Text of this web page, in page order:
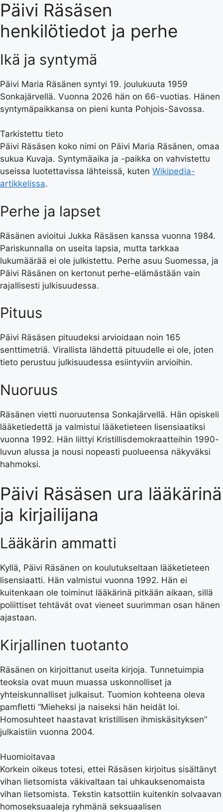
Päivi Räsäsen
henkilötiedot ja perhe
Ikä ja syntymä
Päivi Maria Räsänen syntyi 19. joulukuuta 1959
Sonkajärvellä. Vuonna 2026 hän on 66-vuotias. Hänen
syntymäpaikkansa on pieni kunta Pohjois-Savossa.
Tarkistettu tieto
Päivi Räsäsen koko nimi on Päivi Maria Räsänen, omaa
sukua Kuvaja. Syntymäaika ja -paikka on vahvistettu
useissa luotettavissa lähteissä, kuten Wikipedia-
artikkelissa.
Perhe ja lapset
Räsänen avioitui Jukka Räsäsen kanssa vuonna 1984.
Pariskunnalla on useita lapsia, mutta tarkkaa
lukumäärää ei ole julkistettu. Perhe asuu Suomessa, ja
Päivi Räsänen on kertonut perhe-elämästään vain
rajallisesti julkisuudessa.
Pituus
Päivi Räsäsen pituudeksi arvioidaan noin 165
senttimetriä. Virallista lähdettä pituudelle ei ole, joten
tieto perustuu julkisuudessa esiintyviin arvioihin.
Nuoruus
Räsänen vietti nuoruutensa Sonkajärvellä. Hän opiskeli
lääketiedettä ja valmistui lääketieteen lisensiaatiksi
vuonna 1992. Hän liittyi Kristillisdemokraatteihin 1990-
luvun alussa ja nousi nopeasti puolueensa näkyväksi
hahmoksi.
Päivi Räsäsen ura lääkärinä
ja kirjailijana
Lääkärin ammatti
Kyllä, Päivi Räsänen on koulutukseltaan lääketieteen
lisensiaatti. Hän valmistui vuonna 1992. Hän ei
kuitenkaan ole toiminut lääkärinä pitkään aikaan, sillä
poliittiset tehtävät ovat vieneet suurimman osan hänen
ajastaan.
Kirjallinen tuotanto
Räsänen on kirjoittanut useita kirjoja. Tunnetuimpia
teoksia ovat muun muassa uskonnolliset ja
yhteiskunnalliset julkaisut. Tuomion kohteena oleva
pamfletti “Mieheksi ja naiseksi hän heidät loi.
Homosuhteet haastavat kristillisen ihmiskäsityksen”
julkaistiin vuonna 2004.
Huomioitavaa
Korkein oikeus totesi, ettei Räsäsen kirjoitus sisältänyt
vihan lietsomista väkivaltaan tai uhkauksenomaista
vihan lietsomista. Tekstin katsottiin kuitenkin solvaavan
homoseksuaaleja ryhmänä seksuaalisen